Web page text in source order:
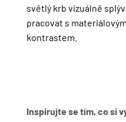
světlý krb vizuálně
pracovat s
kontrastem.
Inspirujte se tím, co si